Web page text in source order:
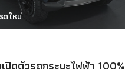
ถใหม่
ปิดตัวรถกระบะไฟฟ้า 100%